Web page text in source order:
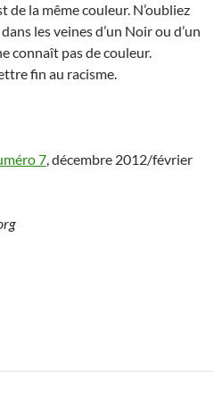
de la même couleur. N’oubliez
les veines d’un Noir ou d’un
connaît pas de couleur.
fin au racisme.
7, décembre 2012/février